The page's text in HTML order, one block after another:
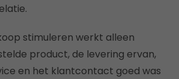
stimuleren werkt alleen
product, de levering ervan,
en het klantcontact goed was